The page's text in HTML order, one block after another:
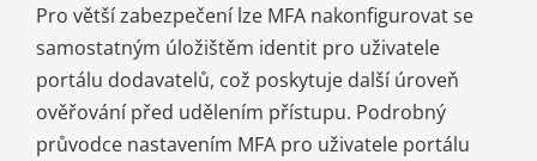
Pro větší zabezpečení lze MFA nakonfigurovat se
samostatným úložištěm identit pro uživatele
portálu dodavatelů, což poskytuje další úroveň
ověřování před udělením přístupu. Podrobný
průvodce nastavením MFA pro uživatele portálu